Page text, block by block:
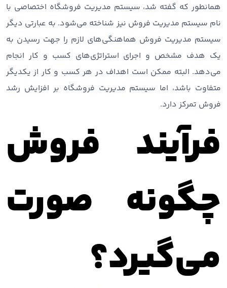
همانطور که گفته شد، سیستم مدیریت فروشگاه اختصاصی با
نام سیستم مدیریت فروش نیز شناخته می‌شود. به عبارتی دیگر
سیستم مدیریت فروش هماهنگی‌های لازم را جهت رسیدن به
یک هدف مشخص و اجرای استراتژی‌های کسب و کار انجام
می‌دهد. البته ممکن است اهداف در هر کسب و کار از یکدیگر
متفاوت باشد، اما سیستم مدیریت فروشگاه بر افزایش رشد
فروش تمرکز دارد.
فرآیند فروش
چگونه صورت
می‌گیرد؟